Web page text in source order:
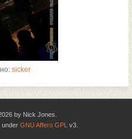
sicker
by Nick Jones.
under GNU Affero GPL v3.